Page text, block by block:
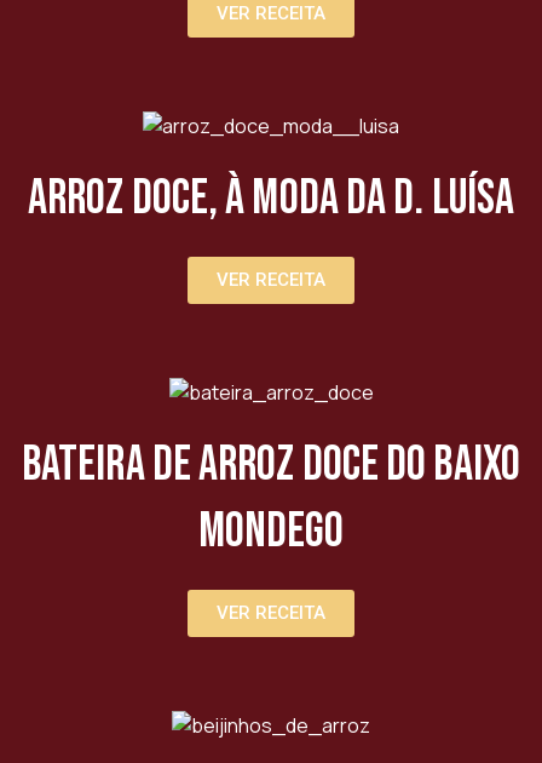
VER RECEITA
Arroz Doce, à moda da D. Luísa
VER RECEITA
Bateira de Arroz Doce do Baixo
Mondego
VER RECEITA